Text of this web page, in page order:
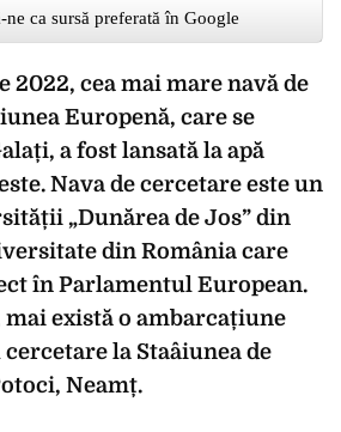
ne ca sursă preferată în Google
2022, cea mai mare navă de
Europenă, care se
a fost lansată la apă
Nava de cercetare este un
„Dunărea de Jos” din
din România care
în Parlamentul European.
mai există o ambarcațiune
la Staâiunea de
Neamț.